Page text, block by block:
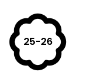
25-26